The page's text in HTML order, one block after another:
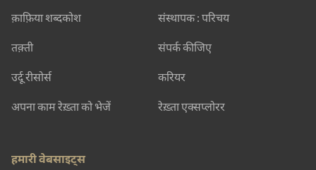
क़ाफ़िया शब्दकोश
तक़्ती
उर्दू रीसोर्स
अपना काम रेख़्ता को भेजें
संस्थापक : परिचय
संपर्क कीजिए
करियर
रेख़्ता एक्सप्लोरर
हमारी वेबसाइट्स